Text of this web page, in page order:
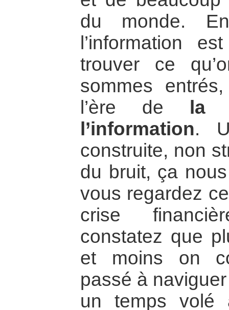
du monde.
l’information
trouver ce
sommes
l’ère de
la
l’information.
construite, non
du bruit, ça
vous regardez
crise
constatez que
et moins on
passé à
un temps volé